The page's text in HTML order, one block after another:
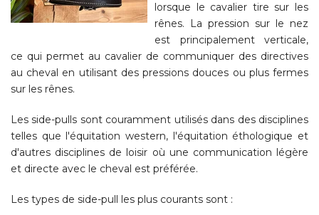
lorsque le cavalier tire sur les
rênes. La pression sur le nez
est principalement verticale,
ce qui permet au cavalier de communiquer des directives
au cheval en utilisant des pressions douces ou plus fermes
sur les rênes.
Les side-pulls sont couramment utilisés dans des disciplines
telles que l'équitation western, l'équitation éthologique et
d'autres disciplines de loisir où une communication légère
et directe avec le cheval est préférée.
Les types de side-pull les plus courants sont :